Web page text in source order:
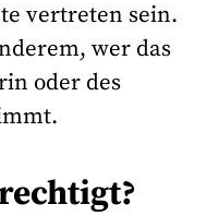
vertreten sein.
wer das
oder des